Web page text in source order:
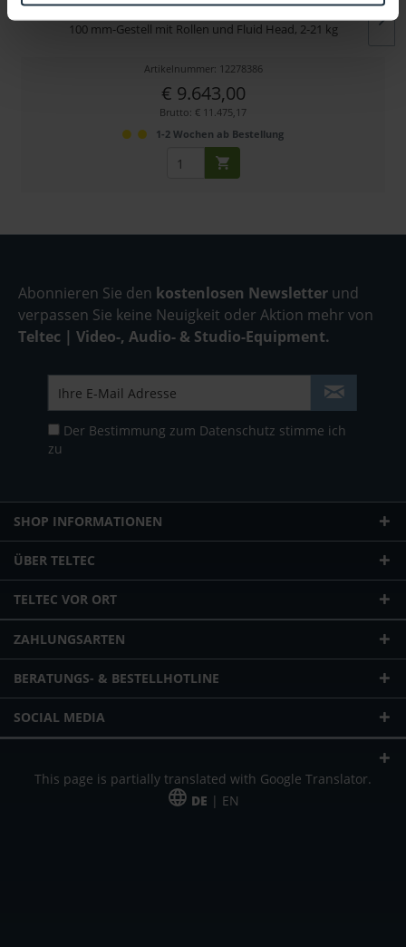
100 mm-Gestell mit Rollen und Fluid Head, 2-21 kg
Artikelnummer: 12278386
€ 9.643,00
Brutto: € 11.475,17
1-2 Wochen ab Bestellung
Abonnieren Sie den kostenlosen Newsletter und
verpassen Sie keine Neuigkeit oder Aktion mehr von
Teltec | Video-, Audio- & Studio-Equipment.
Der Bestimmung zum Datenschutz stimme ich
zu
SHOP INFORMATIONEN
ÜBER TELTEC
TELTEC VOR ORT
ZAHLUNGSARTEN
BERATUNGS- & BESTELLHOTLINE
SOCIAL MEDIA
This page is partially translated with Google Translator.
DE | EN